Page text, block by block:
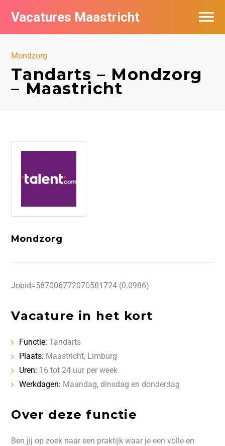
Vacatures Maastricht
Mondzorg
Tandarts – Mondzorg
– Maastricht
Mondzorg
Jobid=587006772070581724 (0.0986)
Vacature in het kort
Functie: Tandarts
Plaats: Maastricht, Limburg
Uren: 16 tot 24 uur per week
Werkdagen: Maandag, dinsdag en donderdag
Over deze functie
Ben jij op zoek naar een praktijk waar je een volle en
Vacatures per bedrijf in Maastricht
De populairste vacatures in Maastricht